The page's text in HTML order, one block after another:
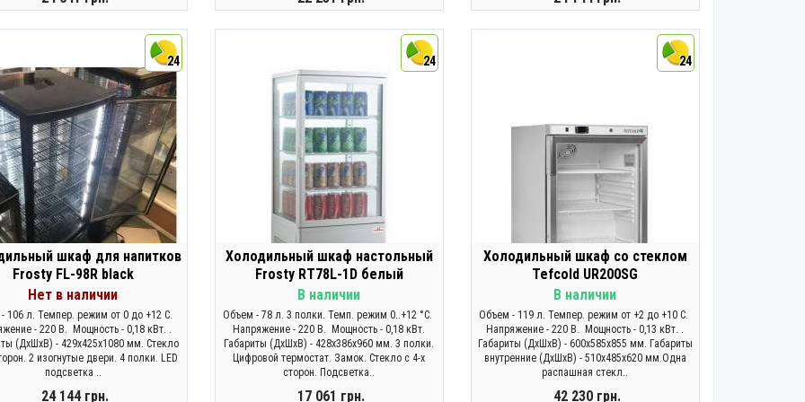
24
шкаф для напитков
Frosty FL-98R black
Нет в наличии
106 л. Темпер. режим от 0 до +12 C.
- 220 В. Мощность - 0,18 кВт. .
(ДхШхВ) - 429х425х1080 мм. Стекло
2 изогнутые двери. 4 полки. LED
подсветка ..
24 144 грн.
24
Холодильный шкаф настольный
Frosty RT78L-1D белый
В наличии
Объем - 78 л. 3 полки. Темп. режим 0..+12 °C.
Напряжение - 220 В. Мощность - 0,18 кВт.
Габариты (ДхШхВ) - 428х386х960 мм. 3 полки.
Цифровой термостат. Замок. Стекло с 4-х
сторон. Подсветка..
17 061 грн.
24
Холодильный шкаф со стеклом
Tefcold UR200SG
В наличии
Объем - 119 л. Темпер. режим от +2 до +10 C.
Напряжение - 220 В. Мощность - 0,13 кВт. .
Габариты (ДхШхВ) - 600х585х855 мм. Габариты
внутренние (ДхШхВ) - 510х485х620 мм.Одна
распашная стекл..
42 230 грн.